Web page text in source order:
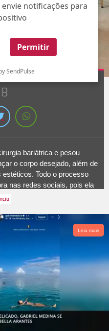
notificações para
Permitir
SendPulse
bariátrica e pesou
o corpo desejado, além de
Todo o processo
nas redes sociais, pois ela
de sua rotina de
Leia mais